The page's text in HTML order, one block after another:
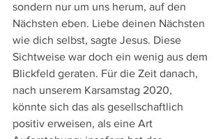
sondern nur um uns herum, auf den
Nächsten eben. Liebe deinen Nächsten
wie dich selbst, sagte Jesus. Diese
Sichtweise war doch ein wenig aus dem
Blickfeld geraten. Für die Zeit danach,
nach unserem Karsamstag 2020,
könnte sich das als gesellschaftlich
positiv erweisen, als eine Art